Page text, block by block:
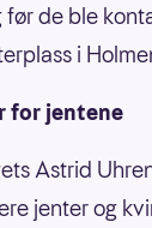
før de ble
i
for jentene
Astrid
jenter og